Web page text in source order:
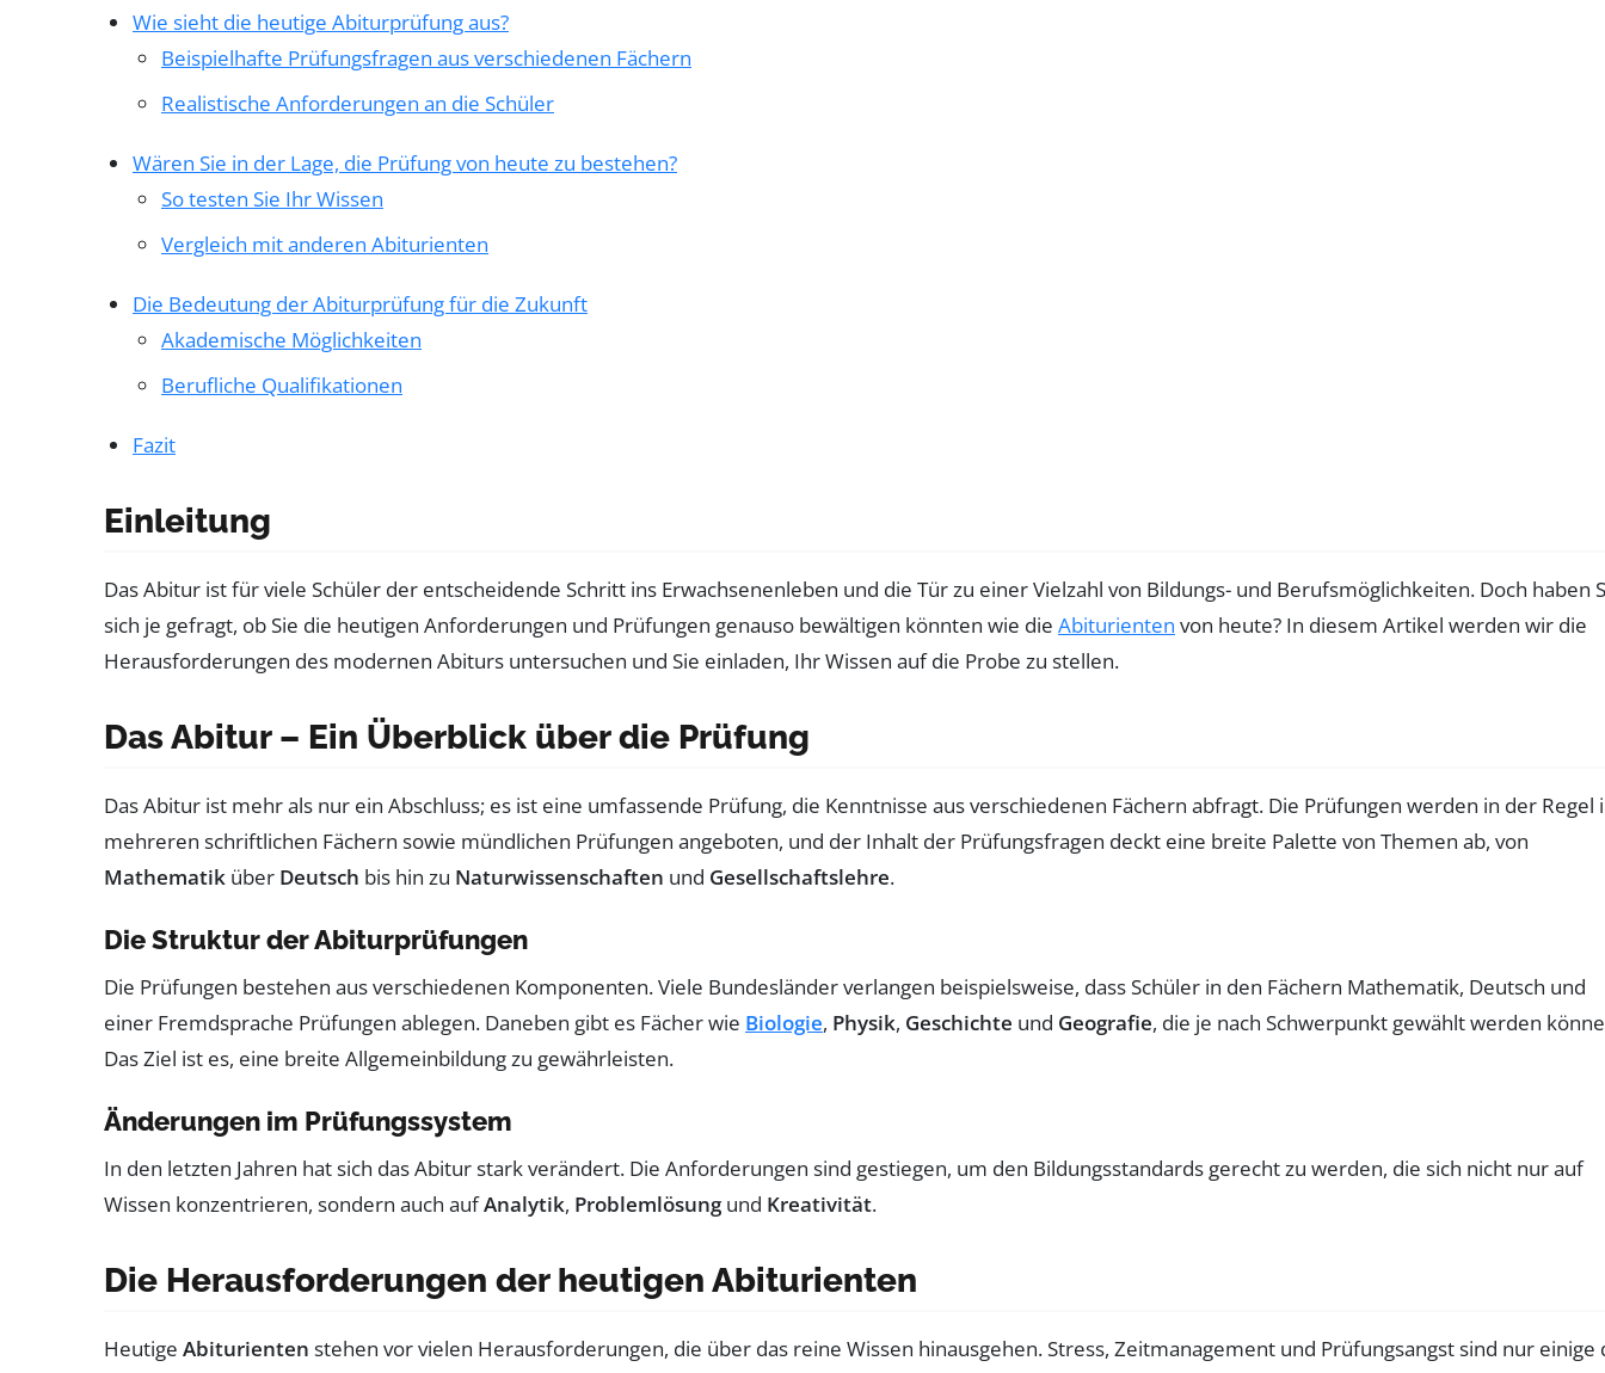
Wie sieht die heutige Abiturprüfung aus?
Beispielhafte Prüfungsfragen aus verschiedenen Fächern
Realistische Anforderungen an die Schüler
Wären Sie in der Lage, die Prüfung von heute zu bestehen?
So testen Sie Ihr Wissen
Vergleich mit anderen Abiturienten
Die Bedeutung der Abiturprüfung für die Zukunft
Akademische Möglichkeiten
Berufliche Qualifikationen
Fazit
Einleitung
Das Abitur ist für viele Schüler der entscheidende Schritt ins Erwachsenenleben und die Tür zu einer Vielzahl von Bildungs- und Berufsmöglichkeiten. Doch haben
sich je gefragt, ob Sie die heutigen Anforderungen und Prüfungen genauso bewältigen könnten wie die Abiturienten von heute? In diesem Artikel werden wir die
Herausforderungen des modernen Abiturs untersuchen und Sie einladen, Ihr Wissen auf die Probe zu stellen.
Das Abitur – Ein Überblick über die Prüfung
Das Abitur ist mehr als nur ein Abschluss; es ist eine umfassende Prüfung, die Kenntnisse aus verschiedenen Fächern abfragt. Die Prüfungen werden in der Regel
mehreren schriftlichen Fächern sowie mündlichen Prüfungen angeboten, und der Inhalt der Prüfungsfragen deckt eine breite Palette von Themen ab, von
Mathematik über Deutsch bis hin zu Naturwissenschaften und Gesellschaftslehre.
Die Struktur der Abiturprüfungen
Die Prüfungen bestehen aus verschiedenen Komponenten. Viele Bundesländer verlangen beispielsweise, dass Schüler in den Fächern Mathematik, Deutsch und
einer Fremdsprache Prüfungen ablegen. Daneben gibt es Fächer wie Biologie, Physik, Geschichte und Geografie, die je nach Schwerpunkt gewählt werden
Das Ziel ist es, eine breite Allgemeinbildung zu gewährleisten.
Änderungen im Prüfungssystem
In den letzten Jahren hat sich das Abitur stark verändert. Die Anforderungen sind gestiegen, um den Bildungsstandards gerecht zu werden, die sich nicht nur auf
Wissen konzentrieren, sondern auch aufAnalytik, Problemlösungund Kreativität.
Die Herausforderungen der heutigen Abiturienten
Heutige Abiturienten stehen vor vielen Herausforderungen, die über das reine Wissen hinausgehen. Stress, Zeitmanagement und Prüfungsangst sind nur einige